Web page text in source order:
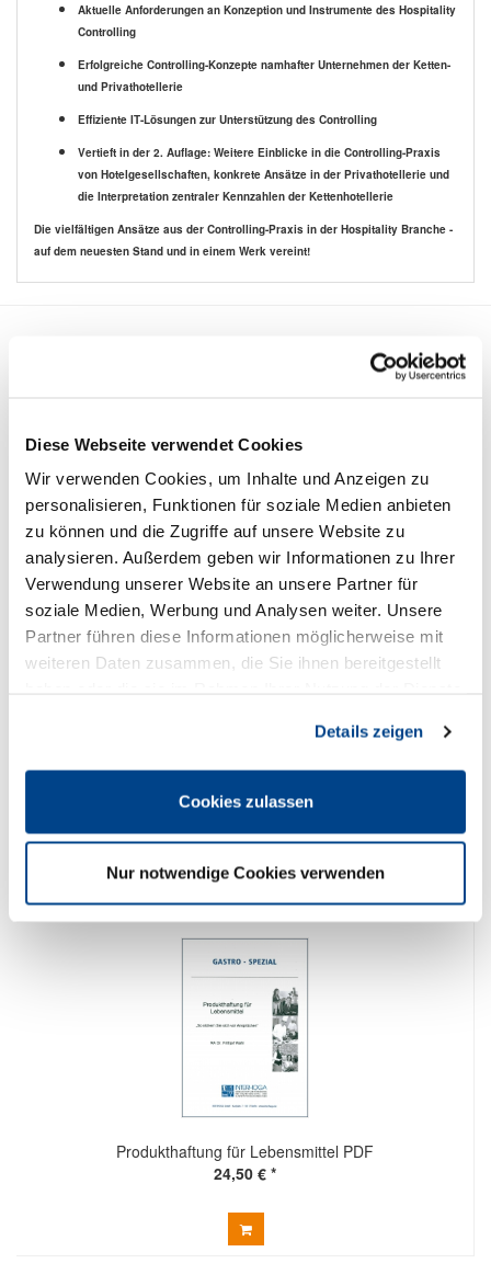
Diese Webseite verwendet Cookies
Wir verwenden Cookies, um Inhalte und Anzeigen zu
personalisieren, Funktionen für soziale Medien anbieten
zu können und die Zugriffe auf unsere Website zu
analysieren. Außerdem geben wir Informationen zu Ihrer
Verwendung unserer Website an unsere Partner für
soziale Medien, Werbung und Analysen weiter. Unsere
Partner führen diese Informationen möglicherweise mit
weiteren Daten zusammen, die Sie ihnen bereitgestellt
Cookies, wenn Sie unsere Webseite weiterhin nutzen.
Details zeigen
Cookies zulassen
Nur notwendige Cookies verwenden
Aktuelle Anforderungen an Konzeption und Instrumente des Hospitality
Controlling
Erfolgreiche Controlling-Konzepte namhafter Unternehmen der Ketten-
und Privathotellerie
Effiziente IT-Lösungen zur Unterstützung des Controlling
Vertieft in der 2. Auflage: Weitere Einblicke in die Controlling-Praxis
von Hotelgesellschaften, konkrete Ansätze in der Privathotellerie und
die Interpretation zentraler Kennzahlen der Kettenhotellerie
Die vielfältigen Ansätze aus der Controlling-Praxis in der Hospitality Branche -
auf dem neuesten Stand und in einem Werk vereint!
Kunden, die diesen Artikel
Kunden die sich diesen Artikel gekauft haben, kauften auch
14,90 € *
Produkthaftung für Lebensmittel PDF
24,50 € *